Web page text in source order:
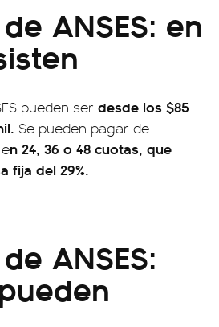
ANSES: en
pueden ser desde los $85
Se pueden pagar de
n 24, 36 o 48 cuotas, que
fija del 29%.
ANSES: